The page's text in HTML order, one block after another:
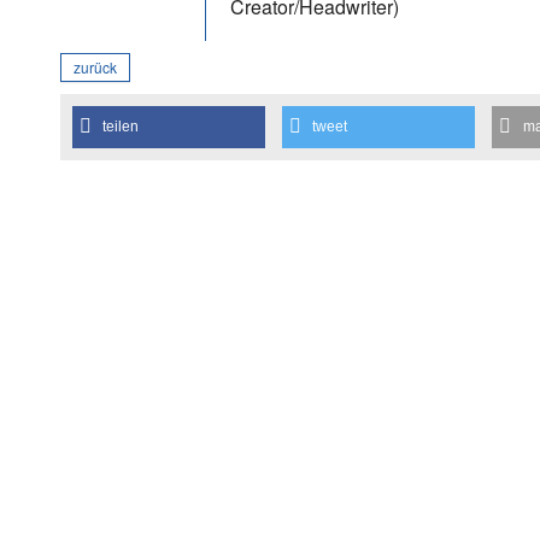
Creator/Headwriter)
zurück
teilen tweet